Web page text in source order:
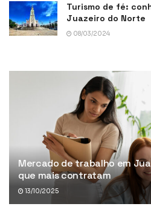
Turismo de fé:
Juazeiro do Norte
08/03/2024
Mercado de trabalho em
que mais contratam
13/10/2025